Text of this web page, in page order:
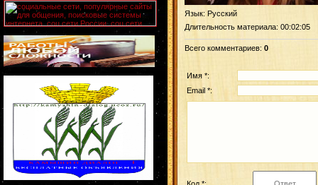
Язык: Русский
Длительность материала: 00:02:05
Всего комментариев: 0
Имя *:
Email *: